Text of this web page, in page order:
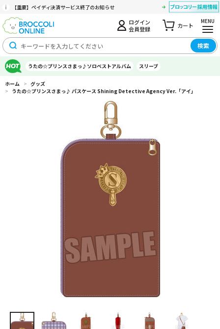
【重要】ペイディ決済サービス終了のお知らせ
ログイン
会員登録
カート
MENU
検索
うたの☆プリンスさまっ♪ソロベストアルバム スリーブ
ホーム > グッズ
> うたの☆プリンスさまっ♪ パスケース Shining Detective Agency Ver.「アイ」